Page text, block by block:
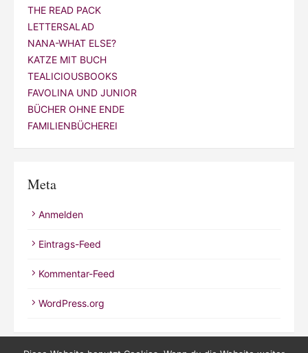
THE READ PACK
LETTERSALAD
NANA-WHAT ELSE?
KATZE MIT BUCH
TEALICIOUSBOOKS
FAVOLINA UND JUNIOR
BÜCHER OHNE ENDE
FAMILIENBÜCHEREI
Meta
Anmelden
Eintrags-Feed
Kommentar-Feed
WordPress.org